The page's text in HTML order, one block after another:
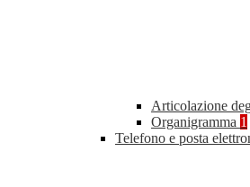
Articolazione
Organigramma 1
Telefono e posta